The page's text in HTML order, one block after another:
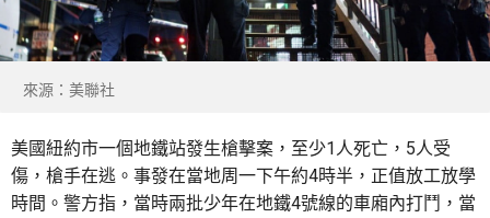
來源：美聯社
美國紐約市一個地鐵站發生槍擊案，至少1人死亡，5人受
傷，槍手在逃。事發在當地周一下午約4時半，正值放工放學
時間。警方指，當時兩批少年在地鐵4號線的車廂內打鬥，當